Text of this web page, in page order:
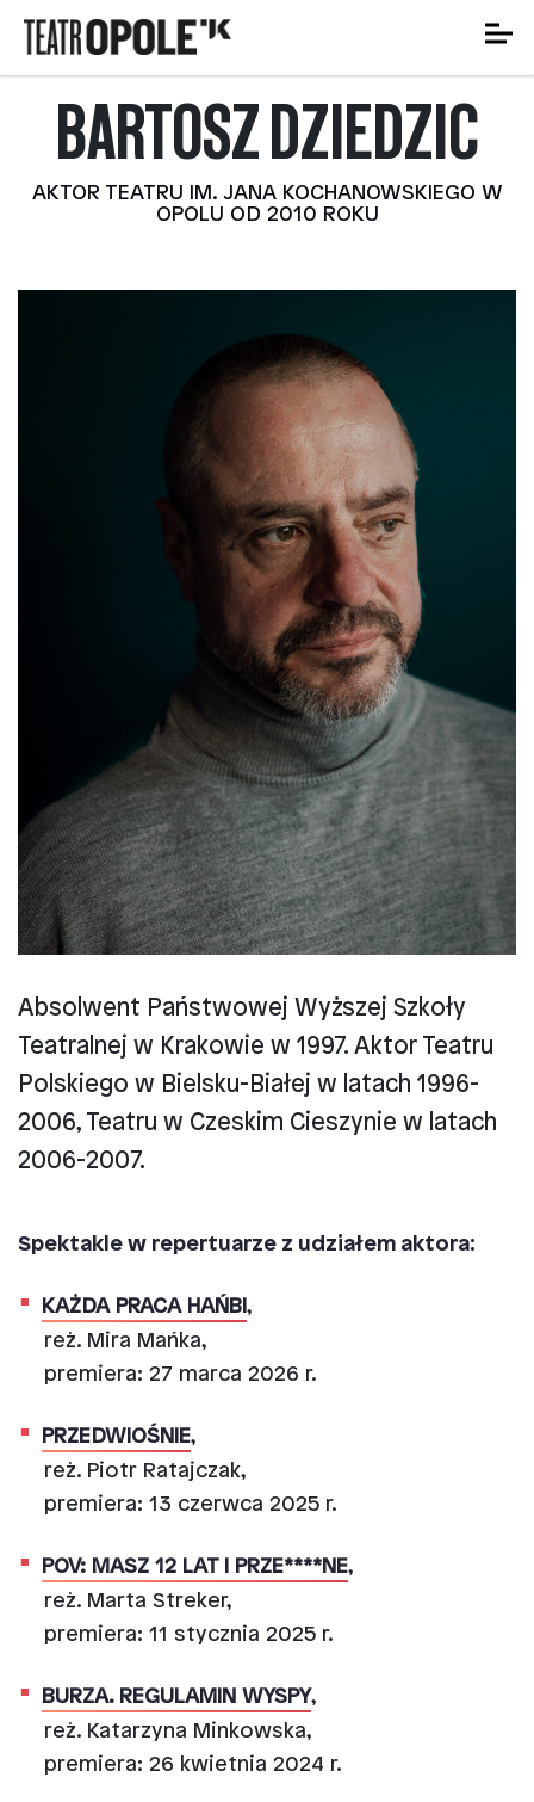
BARTOSZ DZIEDZIC
AKTOR TEATRU IM. JANA KOCHANOWSKIEGO W
OPOLU OD 2010 ROKU
Absolwent Państwowej Wyższej Szkoły
Teatralnej w Krakowie w 1997. Aktor Teatru
Polskiego w Bielsku-Białej w latach 1996-
2006, Teatru w Czeskim Cieszynie w latach
2006-2007.
Spektakle w repertuarze z udziałem aktora:
KAŻDA PRACA HAŃBI,
reż. Mira Mańka,
premiera: 27 marca 2026 r.
PRZEDWIOŚNIE,
reż. Piotr Ratajczak,
premiera: 13 czerwca 2025 r.
POV: MASZ 12 LAT I PRZE****NE,
reż. Marta Streker,
premiera: 11 stycznia 2025 r.
BURZA. REGULAMIN WYSPY,
reż. Katarzyna Minkowska,
premiera: 26 kwietnia 2024 r.